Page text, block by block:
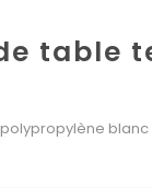
table
blanc